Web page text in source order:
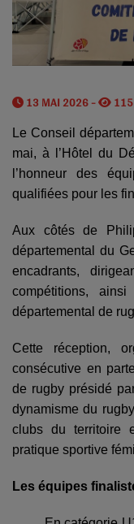
13 MAI 2026 -
Le Conseil
mai, à l’Hôtel du
l’honneur des
qualifiées pour les
Aux côtés de
départemental du
encadrants,
compétitions,
départemental de
Cette réception,
consécutive en
de rugby présidé
dynamisme du
clubs du territoire
pratique sportive
Les équipes